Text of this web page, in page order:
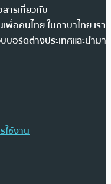
ารเกี่ยวกับ
พื่อคนไทย ในภาษาไทย เรา
บอร์ดต่างประเทศและนำมา
ใช้งาน